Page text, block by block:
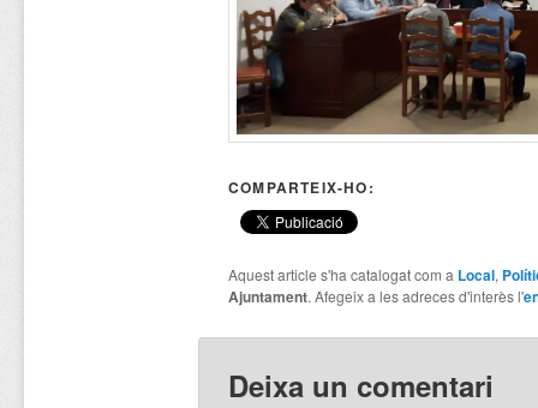
COMPARTEIX-HO:
Aquest article s'ha catalogat com a Local,
Ajuntament. Afegeix a les adreces d'interès l'
Deixa un comentari